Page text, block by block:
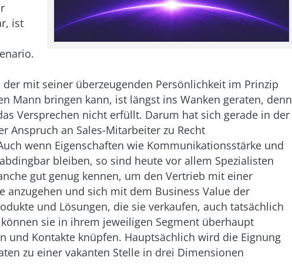
ist
der mit seiner überzeugenden Persönlichkeit im Prinzip
Mann bringen kann, ist längst ins Wanken geraten, denn
Versprechen nicht erfüllt. Darum hat sich gerade in der
Anspruch an Sales-Mitarbeiter zu Recht
wenn Eigenschaften wie Kommunikationsstärke und
bleiben, so sind heute vor allem Spezialisten
gut genug kennen, um den Vertrieb mit einer
anzugehen und sich mit dem Business Value der
und Lösungen, die sie verkaufen, auch tatsächlich
sie in ihrem jeweiligen Segment überhaupt
und Kontakte knüpfen. Hauptsächlich wird die Eignung
zu einer vakanten Stelle in drei Dimensionen